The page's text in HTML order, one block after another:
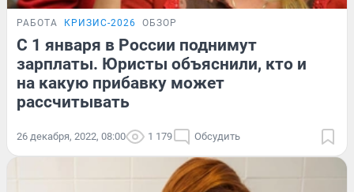
РАБОТА КРИЗИС-2026 ОБЗОР
С 1 января в России поднимут
зарплаты. Юристы объяснили, кто и
на какую прибавку может
рассчитывать
26 декабря, 2022, 08:00 1 179 Обсудить